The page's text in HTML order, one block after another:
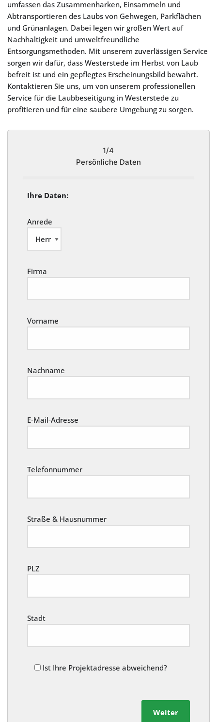
umfassen das Zusammenharken, Einsammeln und
Abtransportieren des Laubs von Gehwegen, Parkflächen
und Grünanlagen. Dabei legen wir großen Wert auf
Nachhaltigkeit und umweltfreundliche
Entsorgungsmethoden. Mit unserem zuverlässigen Service
sorgen wir dafür, dass Westerstede im Herbst von Laub
befreit ist und ein gepflegtes Erscheinungsbild bewahrt.
Kontaktieren Sie uns, um von unserem professionellen
Service für die Laubbeseitigung in Westerstede zu
profitieren und für eine saubere Umgebung zu sorgen.
1/4
Persönliche Daten
Ihre Daten:
Anrede
Firma
Vorname
Nachname
E-Mail-Adresse
Telefonnummer
Straße & Hausnummer
PLZ
Stadt
Ist Ihre Projektadresse abweichend?
Weiter